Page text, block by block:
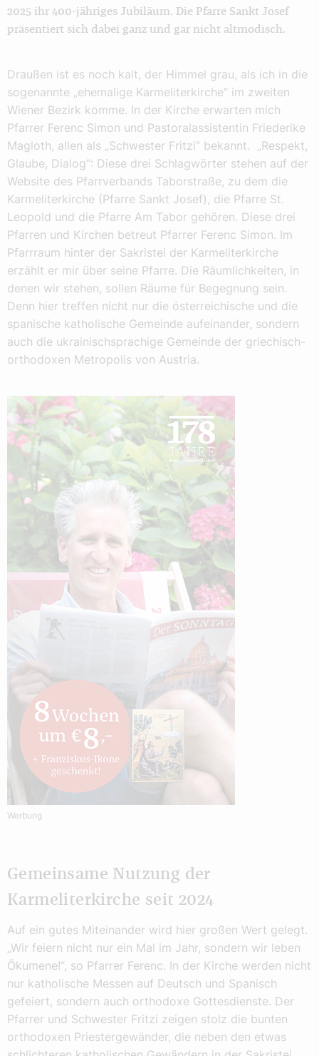
2025 ihr 400-jähriges Jubiläum. Die Pfarre Sankt Josef
präsentiert sich dabei ganz und gar nicht altmodisch.
Draußen ist es noch kalt, der Himmel grau, als ich in die
sogenannte „ehemalige Karmeliterkirche“ im zweiten
Wiener Bezirk komme. In der Kirche erwarten mich
Pfarrer Ferenc Simon und Pastoralassistentin Friederike
Magloth, allen als „Schwester Fritzi“ bekannt. „Respekt,
Glaube, Dialog“: Diese drei Schlagwörter stehen auf der
Website des Pfarrverbands Taborstraße, zu dem die
Karmeliterkirche (Pfarre Sankt Josef), die Pfarre St.
Leopold und die Pfarre Am Tabor gehören. Diese drei
Pfarren und Kirchen betreut Pfarrer Ferenc Simon. Im
Pfarrraum hinter der Sakristei der Karmeliterkirche
erzählt er mir über seine Pfarre. Die Räumlichkeiten, in
denen wir stehen, sollen Räume für Begegnung sein.
Denn hier treffen nicht nur die österreichische und die
spanische katholische Gemeinde aufeinander, sondern
auch die ukrainischsprachige Gemeinde der griechisch-
orthodoxen Metropolis von Austria.
Werbung
Gemeinsame Nutzung der
Karmeliterkirche seit 2024
Auf ein gutes Miteinander wird hier großen Wert gelegt.
„Wir feiern nicht nur ein Mal im Jahr, sondern wir leben
Ökumene!“, so Pfarrer Ferenc. In der Kirche werden nicht
nur katholische Messen auf Deutsch und Spanisch
gefeiert, sondern auch orthodoxe Gottesdienste. Der
Pfarrer und Schwester Fritzi zeigen stolz die bunten
orthodoxen Priestergewänder, die neben den etwas